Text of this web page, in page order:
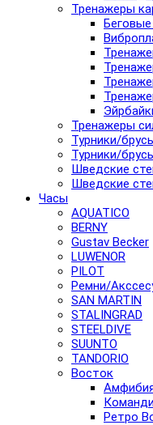
Тренажеры
Тренажеры
Турники/
Турники/
Шведские
Шведские
Часы
AQUATICO
BERNY
Gustav Becker
LUWENOR
PILOT
Pемни/
SAN MARTIN
STALINGRAD
STEELDIVE
SUUNTO
TANDORIO
Восток
Ретро